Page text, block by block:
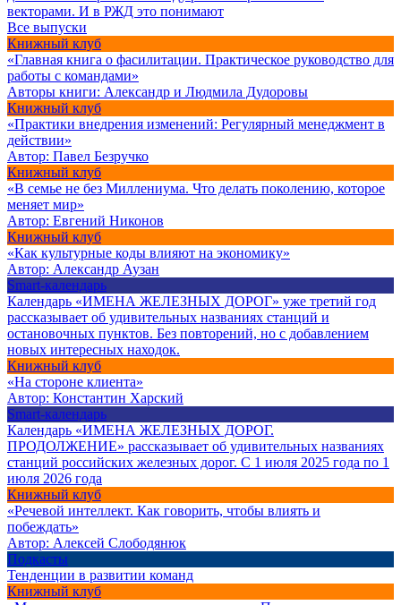
векторами. И в РЖД это понимают
Все выпуски
Книжный клуб
«Главная книга о фасилитации. Практическое руководство для
работы с командами»
Авторы книги: Александр и Людмила Дудоровы
Книжный клуб
«Практики внедрения изменений: Регулярный менеджмент в
действии»
Автор: Павел Безручко
Книжный клуб
«В семье не без Миллениума. Что делать поколению, которое
меняет мир»
Автор: Евгений Никонов
Книжный клуб
«Как культурные коды влияют на экономику»
Автор: Александр Аузан
Smart-календарь
Календарь «ИМЕНА ЖЕЛЕЗНЫХ ДОРОГ» уже третий год
рассказывает об удивительных названиях станций и
остановочных пунктов. Без повторений, но с добавлением
новых интересных находок.
Книжный клуб
«На стороне клиента»
Автор: Константин Харский
Smart-календарь
Календарь «ИМЕНА ЖЕЛЕЗНЫХ ДОРОГ.
ПРОДОЛЖЕНИЕ» рассказывает об удивительных названиях
станций российских железных дорог. С 1 июля 2025 года по 1
июля 2026 года
Книжный клуб
«Речевой интеллект. Как говорить, чтобы влиять и
побеждать»
Автор: Алексей Слободянюк
Подкасты
Тенденции в развитии команд
Книжный клуб